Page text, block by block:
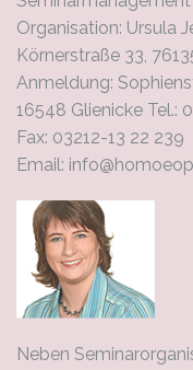
Organisation: Ursula
Körnerstraße 33,
Anmeldung:
16548 Glienicke Tel.:
Fax: 03212-13 22 239
Email:
Neben